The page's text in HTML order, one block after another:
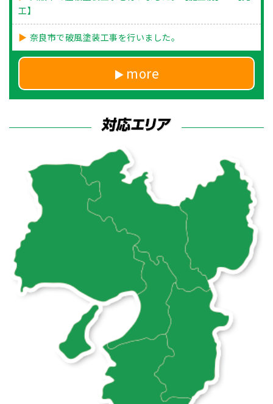
工】
奈良市で破風塗装工事を行いました。
more